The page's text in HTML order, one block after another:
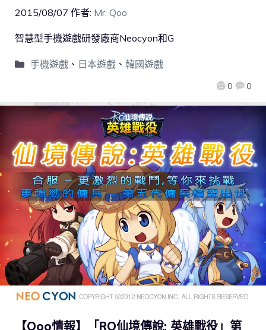
2015/08/07 作者: Mr. Qoo
0 0
智慧型手機遊戲研發廠商Neocyon和G
手機遊戲、 日本遊戲、 韓國遊戲
【Qoo情報】「RO仙境傳說: 英雄戰役」第